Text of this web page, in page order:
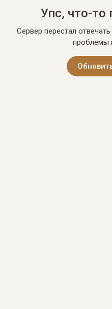
Упс, что-то
Сервер перестал
проблемы